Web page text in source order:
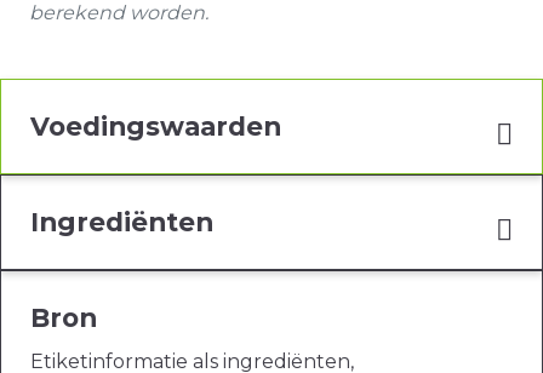
berekend worden.
Voedingswaarden
Ingrediënten
Bron
Etiketinformatie als ingrediënten,